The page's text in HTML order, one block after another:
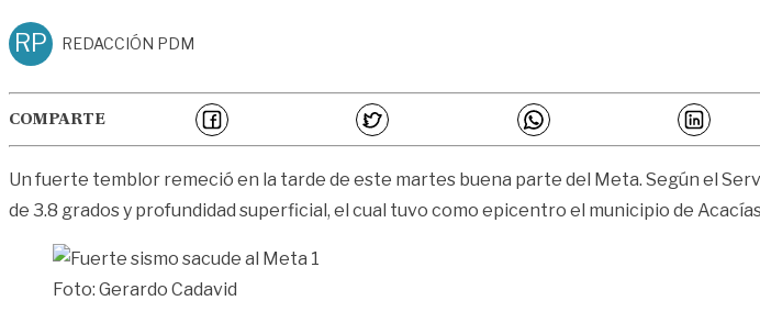
RP REDACCIÓN PDM
COMPARTE
Un fuerte temblor remeció en la tarde de este martes buena parte del Meta. Según el
de 3.8 grados y profundidad superficial, el cual tuvo como epicentro el municipio de
Foto: Gerardo Cadavid